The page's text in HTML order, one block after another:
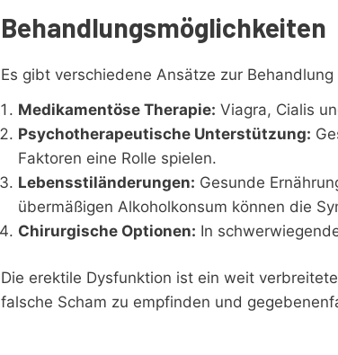
Behandlungsmöglichkeiten
Es gibt verschiedene Ansätze zur
Medikamentöse Therapie: Viagra, Cialis
Psychotherapeutische Unterstützung:
Faktoren eine Rolle spielen.
Lebensstiländerungen: Gesunde
übermäßigen Alkoholkonsum können die
Chirurgische Optionen: In
Die erektile Dysfunktion ist ein weit
falsche Scham zu empfinden und